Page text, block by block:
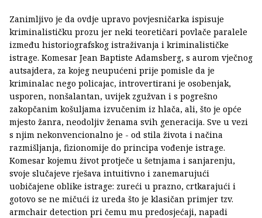
Zanimljivo je da ovdje upravo povjesničarka ispisuje
kriminalističku prozu jer neki teoretičari povlače paralele
između historiografskog istraživanja i kriminalističke
istrage. Komesar Jean Baptiste Adamsberg, s aurom vječnog
autsajdera, za kojeg neupućeni prije pomisle da je
kriminalac nego policajac, introvertirani je osobenjak,
usporen, nonšalantan, uvijek zgužvan i s pogrešno
zakopčanim košuljama izvučenim iz hlača, ali, što je opće
mjesto žanra, neodoljiv ženama svih generacija. Sve u vezi
s njim nekonvencionalno je - od stila života i načina
razmišljanja, fizionomije do principa vođenje istrage.
Komesar kojemu život protječe u šetnjama i sanjarenju,
svoje slučajeve rješava intuitivno i zanemarujući
uobičajene oblike istrage: zureći u prazno, crtkarajući i
gotovo se ne mičući iz ureda što je klasičan primjer tzv.
armchair detection pri čemu mu predosjećaji, napadi